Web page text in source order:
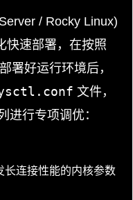
/ Rocky Linux)
快速部署，在按照
署好运行环境后，
文件，
进行专项调优：
连接性能的内核参数